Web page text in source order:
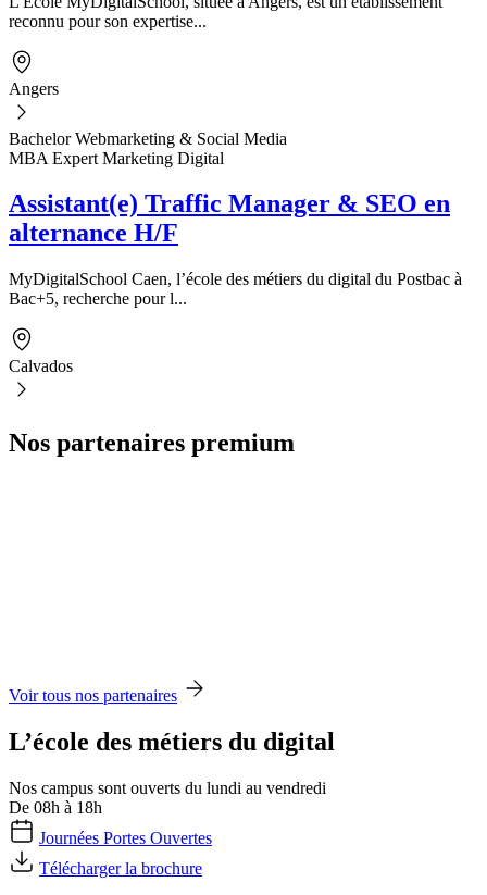
reconnu pour son expertise...
Angers
Bachelor Webmarketing & Social Media
MBA Expert Marketing Digital
Assistant(e) Traffic Manager & SEO en
alternance H/F
MyDigitalSchool Caen, l’école des métiers du digital du Postbac à
Bac+5, recherche pour l...
Calvados
Nos partenaires premium
Voir tous nos partenaires
L’école des métiers du digital
Nos campus sont ouverts du lundi au vendredi
De 08h à 18h
Journées Portes Ouvertes
Télécharger la brochure